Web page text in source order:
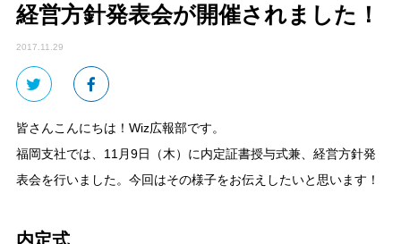
経営方針発表会が開催されました！
2017.11.29
皆さんこんにちは！Wiz広報部です。
福岡支社では、11月9日（木）に内定証書授与式兼、経営方針発
表会を行いました。今回はその様子をお伝えしたいと思います！
内定式